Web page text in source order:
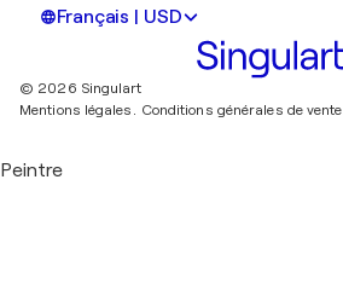
Français | USD
© 2026 Singulart
Mentions légales.
Conditions générales de vente
Peintre